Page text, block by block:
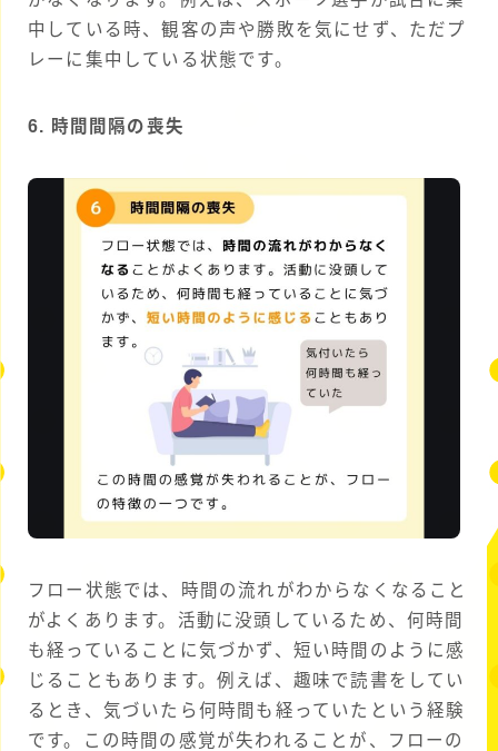
中している時、観客の声や勝敗を気にせず、ただプ
レーに集中している状態です。
6. 時間間隔の喪失
フロー状態では、時間の流れがわからなくなること
がよくあります。活動に没頭しているため、何時間
も経っていることに気づかず、短い時間のように感
じることもあります。例えば、趣味で読書をしてい
るとき、気づいたら何時間も経っていたという経験
です。この時間の感覚が失われることが、フローの